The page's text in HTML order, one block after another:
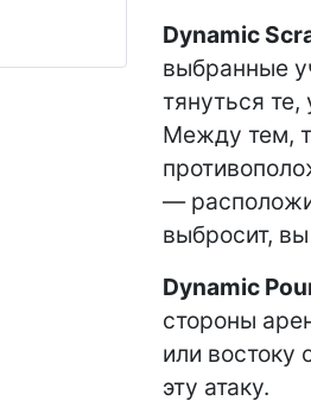
Dynamic
выбранные
тянуться
Между тем,
—
выбросит,
Dynamic
стороны
или востоку
эту атаку.